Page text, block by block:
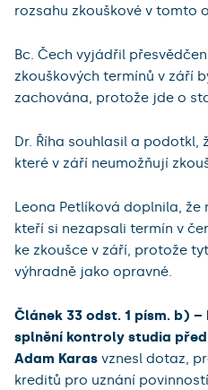
rozsahu zkouškové v tomto
Bc. Čech vyjádřil
zkouškových termínů v září
zachována, protože jde o
Dr. Říha souhlasil a podotkl,
které v září neumožňují
Leona Petlíková doplnila,
kteří si nezapsali termín v
ke zkoušce v září, protože
výhradně jako opravné.
Článek 33 odst. 1 písm. b)
splnění kontroly studia
Adam Karas vznesl dotaz,
kreditů pro uznání